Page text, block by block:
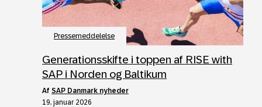
Pressemeddelelse
Generationsskifte i toppen af RISE with
SAP i Norden og Baltikum
af SAP Danmark nyheder
19. januar 2026